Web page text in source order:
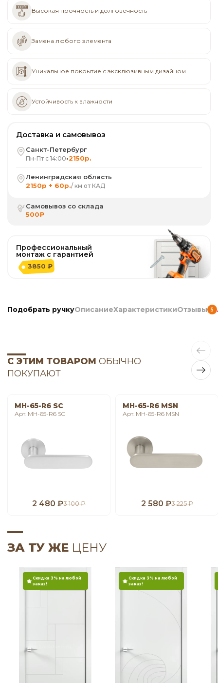
Высокая прочность и долговечность
Замена любого элемента
Уникальное покрытие с эксклюзивным дизайном
Устойчивость к влажности
Доставка и самовывоз
Санкт-Петербург
Пн-Пт с 14:00•2150р.
Ленинградская область
2150р + 60р./ км от КАД
Самовывоз со склада
500₽
Профессиональный
монтаж с гарантией
3850 ₽
Подобрать ручкуОписаниеХарактеристикиОтзывы 5
С ЭТИМ ТОВАРОМ ОБЫЧНО
ПОКУПАЮТ
MH-65-R6 SC
Арт. MH-65-R6 SC
2 480 ₽3 100 ₽
MH-65-R6 MSN
Арт. MH-65-R6 MSN
2 580 ₽3 225 ₽
ЗА ТУ ЖЕ ЦЕНУ
Скидка 3% на любой
заказ!
Скидка 3% на любой
заказ!